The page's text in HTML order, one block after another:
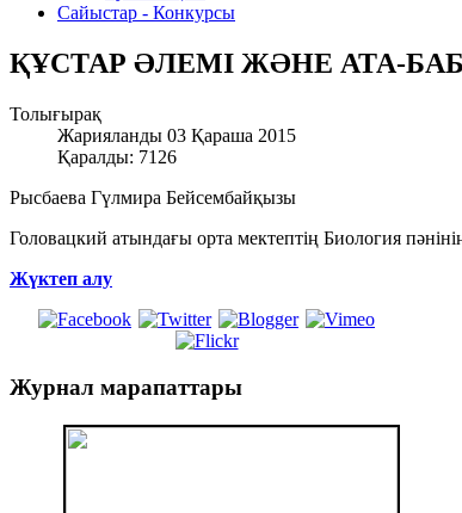
Сайыстар - Конкурсы
ҚҰСТАР ӘЛЕМІ ЖӘНЕ АТА-
Толығырақ
Жарияланды 03 Қараша 2015
Қаралды: 7126
Рысбаева Гүлмира Бейсембайқызы
Головацкий атындағы орта мектептің Биология
Жүктеп алу
Журнал марапаттары